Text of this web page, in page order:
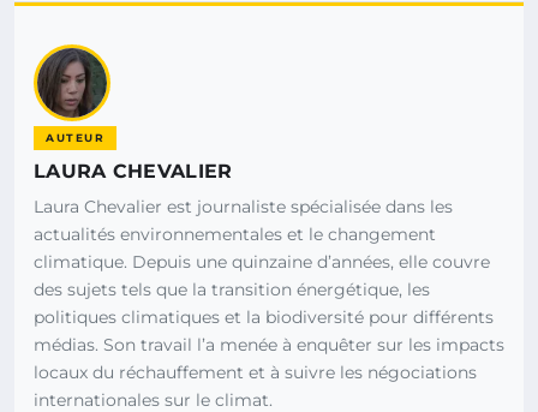
AUTEUR
LAURA CHEVALIER
Laura Chevalier est journaliste spécialisée dans les
actualités environnementales et le changement
climatique. Depuis une quinzaine d’années, elle couvre
des sujets tels que la transition énergétique, les
politiques climatiques et la biodiversité pour différents
médias. Son travail l’a menée à enquêter sur les impacts
locaux du réchauffement et à suivre les négociations
internationales sur le climat.